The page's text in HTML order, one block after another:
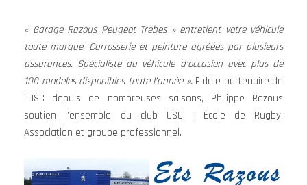
« Garage Razous Peugeot Trèbes » entretient votre véhicule
toute marque. Carrosserie et peinture agréées par plusieurs
assurances. Spécialiste du véhicule d’occasion avec plus de
100 modèles disponibles toute l’année ». Fidèle partenaire de
l’USC depuis de nombreuses saisons, Philippe Razous
soutien l’ensemble du club USC : École de Rugby,
Association et groupe professionnel.